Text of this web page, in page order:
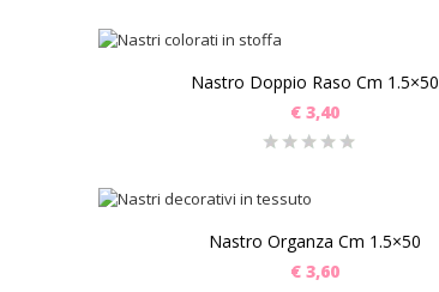
Nastro Doppio Raso Cm 1.5×50
€3,40
Nastro Organza Cm 1.5×50
€3,60